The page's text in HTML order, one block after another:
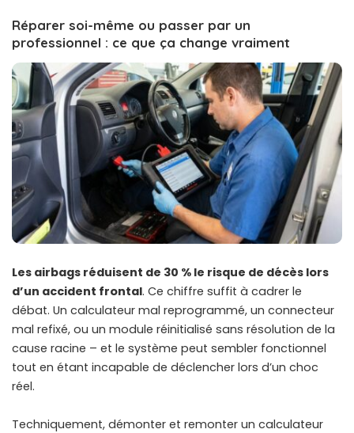
Réparer soi-même ou passer par un
professionnel : ce que ça change vraiment
Les airbags réduisent de 30 % le risque de décès lors
d’un accident frontal. Ce chiffre suffit à cadrer le
débat. Un calculateur mal reprogrammé, un connecteur
mal refixé, ou un module réinitialisé sans résolution de la
cause racine – et le système peut sembler fonctionnel
tout en étant incapable de déclencher lors d’un choc
réel.
Techniquement, démonter et remonter un calculateur